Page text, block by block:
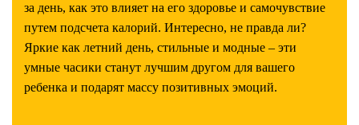
за день, как это влияет на его здоровье и самочувствие
путем подсчета калорий. Интересно, не правда ли?
Яркие как летний день, стильные и модные – эти
умные часики станут лучшим другом для вашего
ребенка и подарят массу позитивных эмоций.